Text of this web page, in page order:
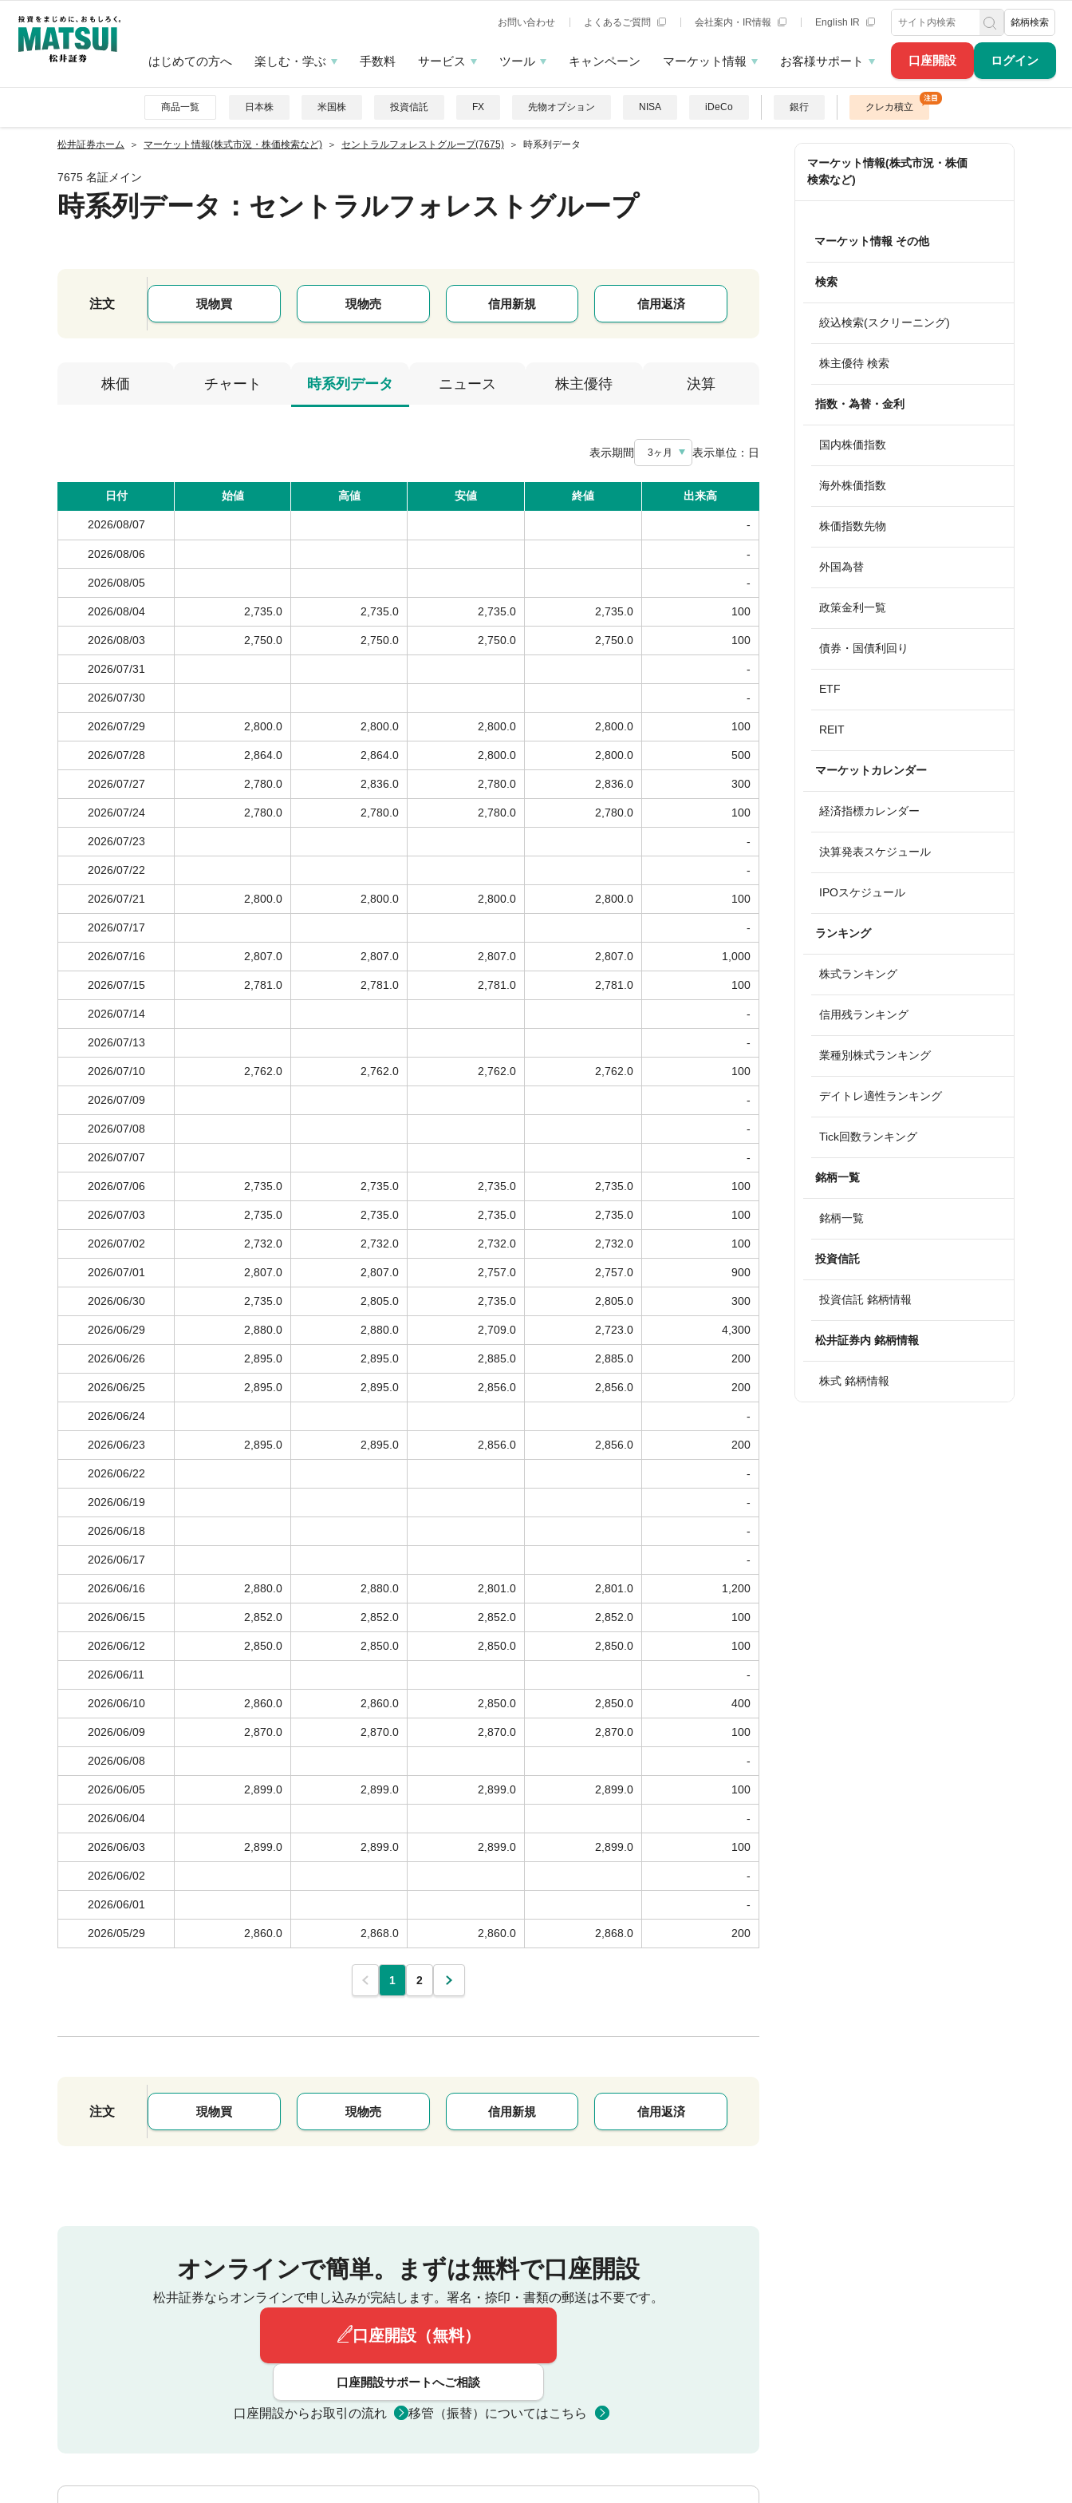
口座開設 ログイン
お問い合わせ よくあるご質問 会社案内・IR情報 English IR 銘柄検索
はじめての方へ 楽しむ・学ぶ 手数料 サービス ツール キャンペーン マーケット情報 お客様サポート
商品一覧 日本株 米国株 投資信託 FX 先物オプション NISA iDeCo 銀行 クレカ積立
松井証券ホーム マーケット情報(株式市況・株価検索など) セントラルフォレストグループ(7675) 時系列データ
7675 名証メイン
時系列データ ：セントラルフォレストグループ
注文 現物買 現物売 信用新規 信用返済
株価 チャート 時系列データ ニュース 株主優待 決算
表示期間 3ヶ月 表示単位： 日
日付 始値 高値 安値 終値 出来高
2026/08/07 -
2026/08/06 -
2026/08/05 -
2026/08/04 2,735.0 2,735.0 2,735.0 2,735.0 100
2026/08/03 2,750.0 2,750.0 2,750.0 2,750.0 100
2026/07/31 -
2026/07/30 -
2026/07/29 2,800.0 2,800.0 2,800.0 2,800.0 100
2026/07/28 2,864.0 2,864.0 2,800.0 2,800.0 500
2026/07/27 2,780.0 2,836.0 2,780.0 2,836.0 300
2026/07/24 2,780.0 2,780.0 2,780.0 2,780.0 100
2026/07/23 -
2026/07/22 -
2026/07/21 2,800.0 2,800.0 2,800.0 2,800.0 100
2026/07/17 -
2026/07/16 2,807.0 2,807.0 2,807.0 2,807.0 1,000
2026/07/15 2,781.0 2,781.0 2,781.0 2,781.0 100
2026/07/14 -
2026/07/13 -
2026/07/10 2,762.0 2,762.0 2,762.0 2,762.0 100
2026/07/09 -
2026/07/08 -
2026/07/07 -
2026/07/06 2,735.0 2,735.0 2,735.0 2,735.0 100
2026/07/03 2,735.0 2,735.0 2,735.0 2,735.0 100
2026/07/02 2,732.0 2,732.0 2,732.0 2,732.0 100
2026/07/01 2,807.0 2,807.0 2,757.0 2,757.0 900
2026/06/30 2,735.0 2,805.0 2,735.0 2,805.0 300
2026/06/29 2,880.0 2,880.0 2,709.0 2,723.0 4,300
2026/06/26 2,895.0 2,895.0 2,885.0 2,885.0 200
2026/06/25 2,895.0 2,895.0 2,856.0 2,856.0 200
2026/06/24 -
2026/06/23 2,895.0 2,895.0 2,856.0 2,856.0 200
2026/06/22 -
2026/06/19 -
2026/06/18 -
2026/06/17 -
2026/06/16 2,880.0 2,880.0 2,801.0 2,801.0 1,200
2026/06/15 2,852.0 2,852.0 2,852.0 2,852.0 100
2026/06/12 2,850.0 2,850.0 2,850.0 2,850.0 100
2026/06/11 -
2026/06/10 2,860.0 2,860.0 2,850.0 2,850.0 400
2026/06/09 2,870.0 2,870.0 2,870.0 2,870.0 100
2026/06/08 -
2026/06/05 2,899.0 2,899.0 2,899.0 2,899.0 100
2026/06/04 -
2026/06/03 2,899.0 2,899.0 2,899.0 2,899.0 100
2026/06/02 -
2026/06/01 -
2026/05/29 2,860.0 2,868.0 2,860.0 2,868.0 200
1 2
注文 現物買 現物売 信用新規 信用返済
オンラインで簡単。 まずは無料で口座開設
松井証券ならオンラインで申し込みが完結します。 署名・捺印・書類の郵送は不要です。
口座開設（無料）
口座開設サポートへご相談
口座開設からお取引の流れ 移管（振替）についてはこちら
マーケット情報(株式市況・株価
検索など)
マーケット情報 その他
検索
絞込検索(スクリーニング)
株主優待 検索
指数・為替・金利
国内株価指数
海外株価指数
株価指数先物
外国為替
政策金利一覧
債券・国債利回り
ETF
REIT
マーケットカレンダー
経済指標カレンダー
決算発表スケジュール
IPOスケジュール
ランキング
株式ランキング
信用残ランキング
業種別株式ランキング
デイトレ適性ランキング
Tick回数ランキング
銘柄一覧
銘柄一覧
投資信託
投資信託 銘柄情報
松井証券内 銘柄情報
株式 銘柄情報